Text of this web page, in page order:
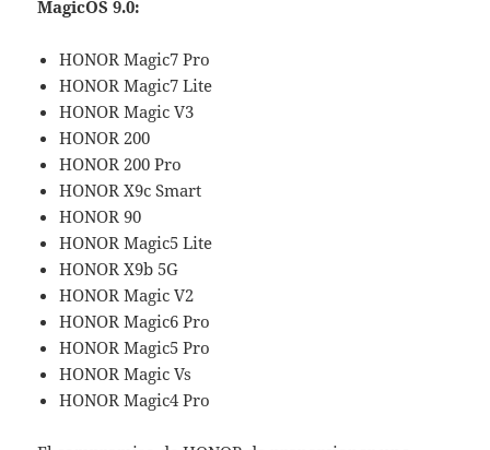
MagicOS 9.0:
HONOR Magic7 Pro
HONOR Magic7 Lite
HONOR Magic V3
HONOR 200
HONOR 200 Pro
HONOR X9c Smart
HONOR 90
HONOR Magic5 Lite
HONOR X9b 5G
HONOR Magic V2
HONOR Magic6 Pro
HONOR Magic5 Pro
HONOR Magic Vs
HONOR Magic4 Pro